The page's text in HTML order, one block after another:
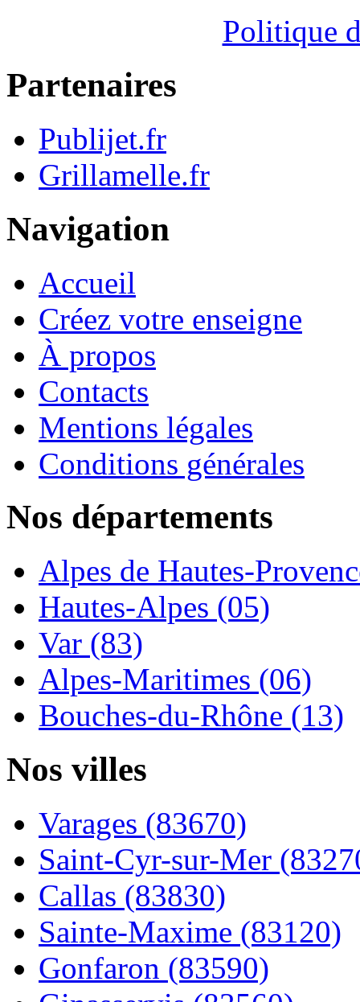
Politique
Partenaires
Publijet.fr
Grillamelle.fr
Navigation
Accueil
Créez votre enseigne
À propos
Contacts
Mentions légales
Conditions générales
Nos départements
Alpes de Hautes-
Hautes-Alpes (05)
Var (83)
Alpes-Maritimes (06)
Bouches-du-Rhône (13)
Nos villes
Varages (83670)
Saint-Cyr-sur-Mer
Callas (83830)
Sainte-Maxime (83120)
Gonfaron (83590)